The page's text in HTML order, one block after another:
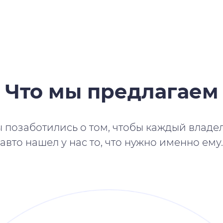
Что мы предлагаем
о том, чтобы каждый
авто нашел у нас то, что нужно именно ему.